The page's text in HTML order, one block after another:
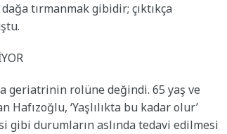
tırmanmak gibidir; çıktıkça
geriatrinin rolüne değindi. 65 yaş ve
‘Yaşlılıkta bu kadar olur’
gibi durumların aslında tedavi edilmesi